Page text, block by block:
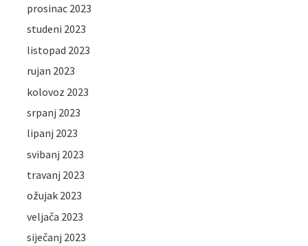
prosinac 2023
studeni 2023
listopad 2023
rujan 2023
kolovoz 2023
srpanj 2023
lipanj 2023
svibanj 2023
travanj 2023
ožujak 2023
veljača 2023
siječanj 2023